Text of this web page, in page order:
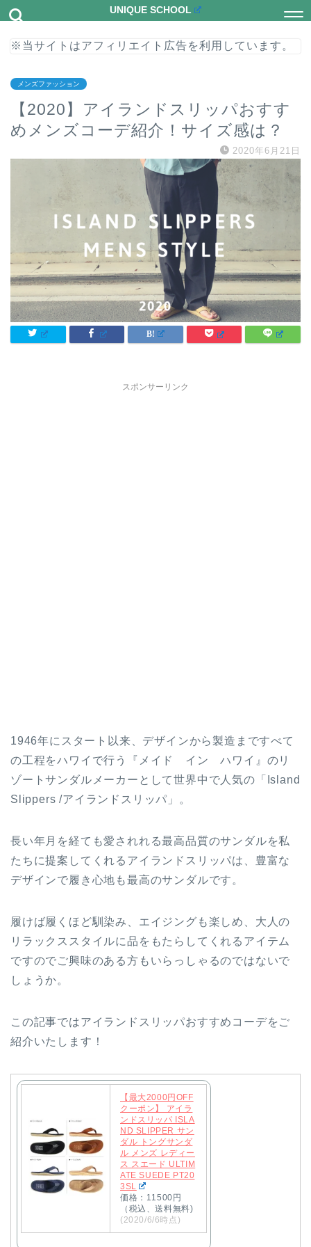
UNIQUE SCHOOL
※当サイトはアフィリエイト広告を利用しています。
メンズファッション
【2020】アイランドスリッパおすす
めメンズコーデ紹介！サイズ感は？
2020年6月21日
スポンサーリンク
1946年にスタート以来、デザインから製造まですべて
の工程をハワイで行う『メイド イン ハワイ』のリ
ゾートサンダルメーカーとして世界中で人気の「Island
Slippers /アイランドスリッパ」。
長い年月を経ても愛されれる最高品質のサンダルを私
たちに提案してくれるアイランドスリッパは、豊富な
デザインで履き心地も最高のサンダルです。
履けば履くほど馴染み、エイジングも楽しめ、大人の
リラックススタイルに品をもたらしてくれるアイテム
ですのでご興味のある方もいらっしゃるのではないで
しょうか。
この記事ではアイランドスリッパおすすめコーデをご
紹介いたします！
【最大2000円OFF
クーポン】 アイラ
ンドスリッパ ISLA
ND SLIPPER サン
ダル トングサンダ
ル メンズ レディー
ス スエード ULTIM
ATE SUEDE PT20
3SL
価格：11500円
（税込、送料無料)
(2020/6/6時点)